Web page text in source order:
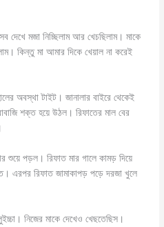
মজা নিচ্ছিলাম আর খেচছিলাম। মাকে
কিন্তু মা আমার দিকে খেয়াল না করেই
অবস্থা টাইট। জানালার বাইরে থেকেই
শক্ত হয়ে উঠল। রিফাতের মাল বের
শুয়ে পড়ল। রিফাত মার গালে কামড় দিয়ে
এরপর রিফাত জামাকাপড় পড়ে দরজা খুলে
নিজের মাকে দেখেও খেছতেছিস।